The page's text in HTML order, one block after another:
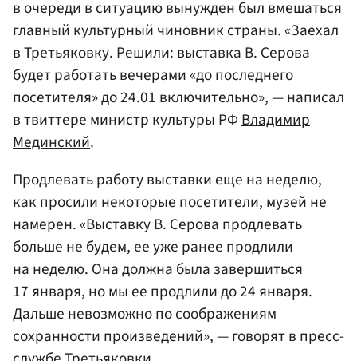
в очереди в ситуацию вынужден был вмешаться
главный культурный чиновник страны. «Заехал
в Третьяковку. Решили: выставка В. Серова
будет работать вечерами «до последнего
посетителя» до 24.01 включительно», — написал
в твиттере министр культуры РФВладимир
Мединский.
Продлевать работу выставки еще на неделю,
как просили некоторые посетители, музей не
намерен. «Выставку В. Серова продлевать
больше не будем, ее уже ранее продлили
на неделю. Она должна была завершиться
17 января, но мы ее продлили до 24 января.
Дальше невозможно по соображениям
сохранности произведений», — говорят в пресс-